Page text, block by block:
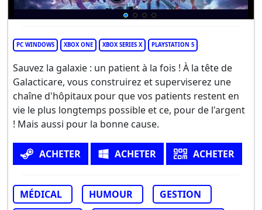
PC WINDOWS XBOX ONE XBOX SERIES X PLAYSTATION 5
Sauvez la galaxie : un patient à la fois ! À la tête de
Galacticare, vous construirez et superviserez une
chaîne d'hôpitaux pour que vos patients restent en
vie le plus longtemps possible et ce, pour de l'argent
! Mais aussi pour la bonne cause.
ACHETER ACHETER ACHETER
MÉDICAL HUMOUR
GESTION